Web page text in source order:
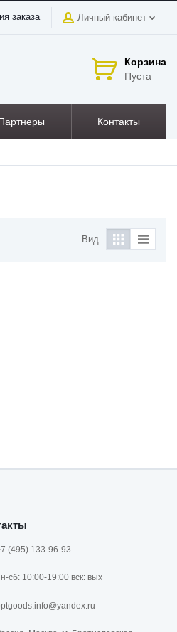
заказа Личный кабинет
Корзина
Пуста
Контакты
Вид
(495) 133-96-93
сб: 10:00-19:00 вск: вых